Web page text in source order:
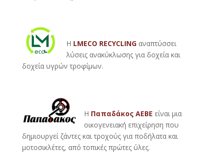
Η LMECO RECYCLINGαναπτύσσει
λύσεις ανακύκλωσης για δοχεία και
δοχεία υγρών τροφίμων.
Η Παπαδάκος ΑΕΒΕ είναι μια
οικογενειακή επιχείρηση που
δημιουργεί ζάντες και τροχούς για ποδήλατα και
μοτοσικλέτες, από τοπικές πρώτες ύλες.